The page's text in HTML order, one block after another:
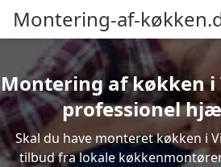
Montering-af-
Montering af køkken i
professionel
Skal du have monteret køkken i
tilbud fra lokale